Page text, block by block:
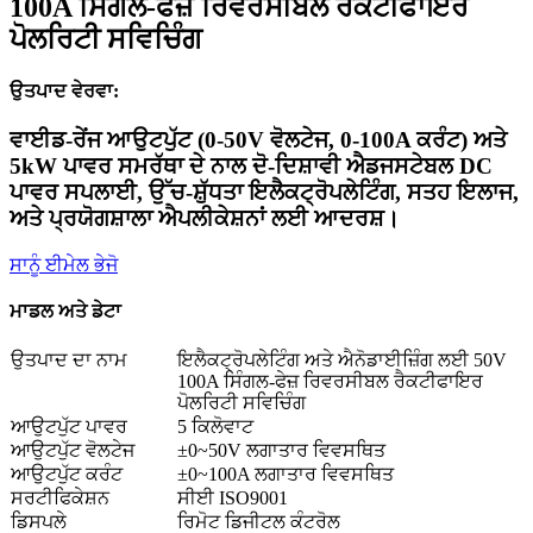
100A ਸਿੰਗਲ-ਫੇਜ਼ ਰਿਵਰਸੀਬਲ ਰੈਕਟੀਫਾਇਰ
ਪੋਲਰਿਟੀ ਸਵਿਚਿੰਗ
ਉਤਪਾਦ ਵੇਰਵਾ:
ਵਾਈਡ-ਰੇਂਜ ਆਉਟਪੁੱਟ (0-50V ਵੋਲਟੇਜ, 0-100A ਕਰੰਟ) ਅਤੇ
5kW ਪਾਵਰ ਸਮਰੱਥਾ ਦੇ ਨਾਲ ਦੋ-ਦਿਸ਼ਾਵੀ ਐਡਜਸਟੇਬਲ DC
ਪਾਵਰ ਸਪਲਾਈ, ਉੱਚ-ਸ਼ੁੱਧਤਾ ਇਲੈਕਟ੍ਰੋਪਲੇਟਿੰਗ, ਸਤਹ ਇਲਾਜ,
ਅਤੇ ਪ੍ਰਯੋਗਸ਼ਾਲਾ ਐਪਲੀਕੇਸ਼ਨਾਂ ਲਈ ਆਦਰਸ਼।
ਸਾਨੂੰ ਈਮੇਲ ਭੇਜੋ
ਮਾਡਲ ਅਤੇ ਡੇਟਾ
ਉਤਪਾਦ ਦਾ ਨਾਮ
ਇਲੈਕਟ੍ਰੋਪਲੇਟਿੰਗ ਅਤੇ ਐਨੋਡਾਈਜ਼ਿੰਗ ਲਈ 50V
100A ਸਿੰਗਲ-ਫੇਜ਼ ਰਿਵਰਸੀਬਲ ਰੈਕਟੀਫਾਇਰ
ਪੋਲਰਿਟੀ ਸਵਿਚਿੰਗ
ਆਉਟਪੁੱਟ ਪਾਵਰ
5 ਕਿਲੋਵਾਟ
ਆਉਟਪੁੱਟ ਵੋਲਟੇਜ
±0~50V ਲਗਾਤਾਰ ਵਿਵਸਥਿਤ
ਆਉਟਪੁੱਟ ਕਰੰਟ
±0~100A ਲਗਾਤਾਰ ਵਿਵਸਥਿਤ
ਸਰਟੀਫਿਕੇਸ਼ਨ
ਸੀਈ ISO9001
ਡਿਸਪਲੇ
ਰਿਮੋਟ ਡਿਜੀਟਲ ਕੰਟਰੋਲ